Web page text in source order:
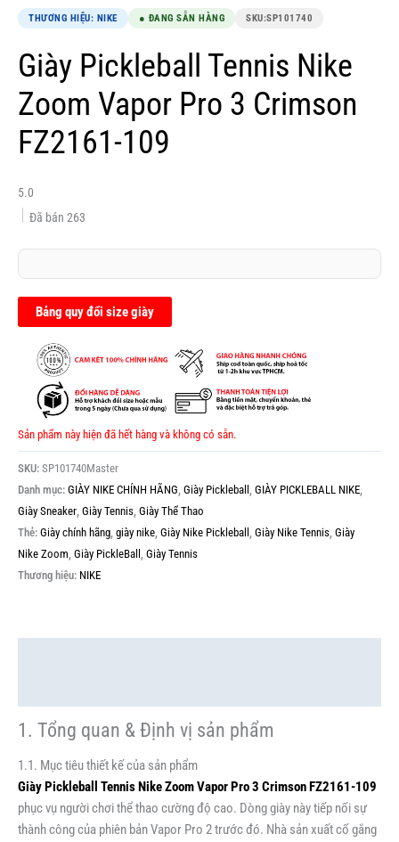
THƯƠNG HIỆU: NIKE ● ĐANG SẴN HÀNG SKU:SP101740
Giày Pickleball Tennis Nike
Zoom Vapor Pro 3 Crimson
FZ2161-109
5.0
Đã bán 263
Bảng quy đổi size giày
Sản phẩm này hiện đã hết hàng và không có sẵn.
SKU: SP101740Master
Danh mục: GIÀY NIKE CHÍNH HÃNG Giày Pickleball GIÀY PICKLEBALL NIKE
Giày Sneaker Giày Tennis Giày Thể Thao
Thẻ: Giày chính hãng giày nike Giày Nike Pickleball Giày Nike Tennis Giày
Nike Zoom Giày PickleBall Giày Tennis
Thương hiệu: NIKE
1. Tổng quan & Định vị sản phẩm
1.1. Mục tiêu thiết kế của sản phẩm
Giày Pickleball Tennis Nike Zoom Vapor Pro 3 Crimson FZ2161-109
phục vụ người chơi thể thao cường độ cao. Dòng giày này tiếp nối sự
thành công của phiên bản Vapor Pro 2 trước đó. Nhà sản xuất cố gắng